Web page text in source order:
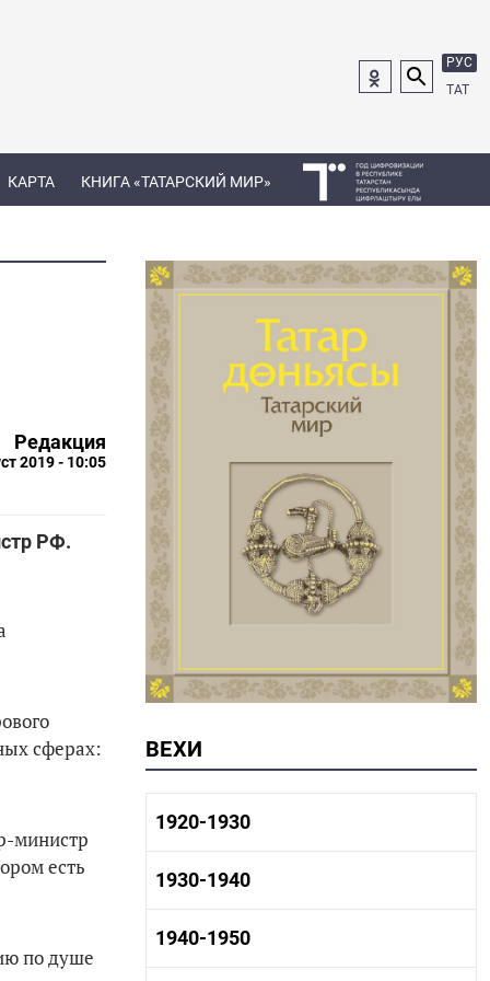
РУС
ТАТ
КАРТА КНИГА «ТАТАРСКИЙ МИР»
Редакция
2019 - 10:05
РФ.
сферах:
министр
есть
по душе
ВЕХИ
1920-1930
1920-1930 история
1920-1930 культура
1930-1940
1930-1940 история
1930-1940 культура
1940-1950